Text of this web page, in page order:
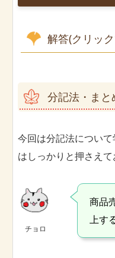
解答(クリッ
分記法・まと
今回は分記法につい
はしっかりと押さえて
チョロ
商品
上す